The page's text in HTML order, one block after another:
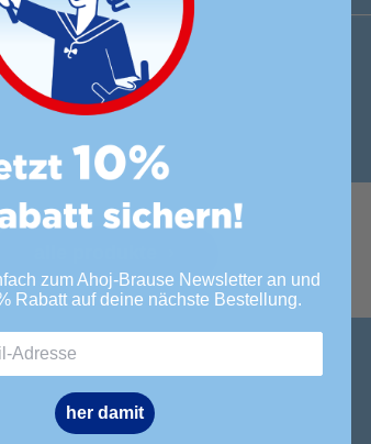
zum Ahoj-Brause Newsletter an und
Rabatt auf deine nächste Bestellung.
her damit